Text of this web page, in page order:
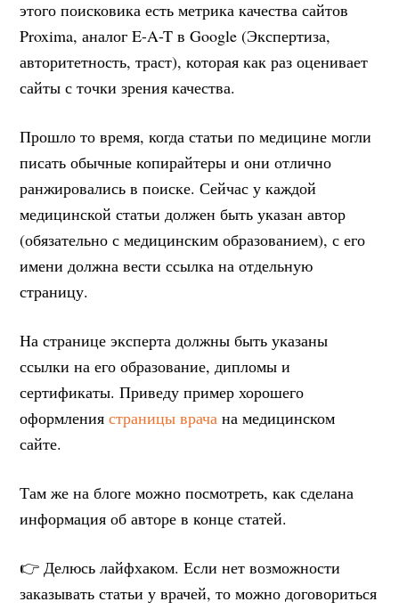
этого поисковика есть метрика качества сайтов
Proxima, аналог E-A-T в Google (Экспертиза,
авторитетность, траст), которая как раз оценивает
сайты с точки зрения качества.
Прошло то время, когда статьи по медицине могли
писать обычные копирайтеры и они отлично
ранжировались в поиске. Сейчас у каждой
медицинской статьи должен быть указан автор
(обязательно с медицинским образованием), с его
имени должна вести ссылка на отдельную
страницу.
На странице эксперта должны быть указаны
ссылки на его образование, дипломы и
сертификаты. Приведу пример хорошего
оформлениястраницы врача на медицинском
сайте.
Там же на блоге можно посмотреть, как сделана
информация об авторе в конце статей.
👉 Делюсь лайфхаком. Если нет возможности
заказывать статьи у врачей, то можно договориться